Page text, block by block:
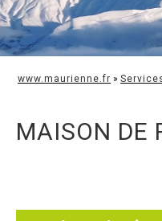
www.maurienne.fr »
MAISON DE